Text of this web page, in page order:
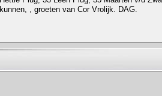
kunnen, , groeten van Cor Vrolijk. DAG.